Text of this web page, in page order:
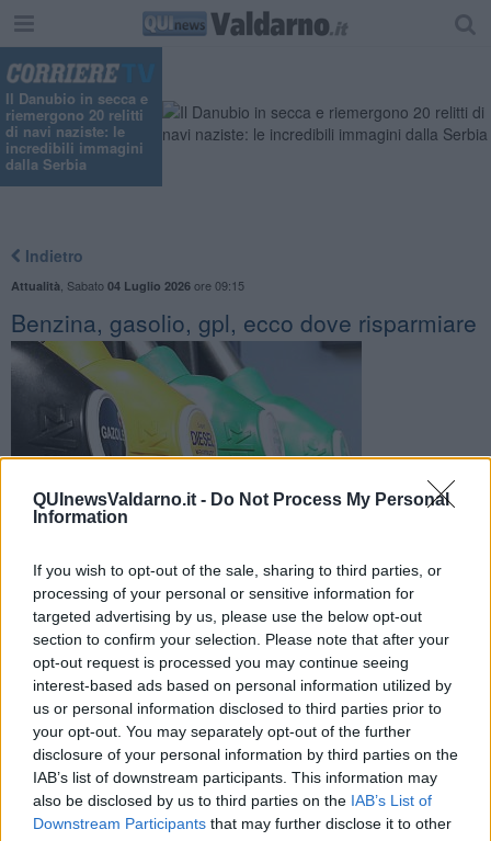
QUInewsValdarno.it - Do Not Process My Personal
Information
If you wish to opt-out of the sale, sharing to third parties, or
processing of your personal or sensitive information for
targeted advertising by us, please use the below opt-out
section to confirm your selection. Please note that after your
opt-out request is processed you may continue seeing
interest-based ads based on personal information utilized by
us or personal information disclosed to third parties prior to
your opt-out. You may separately opt-out of the further
disclosure of your personal information by third parties on the
IAB’s list of downstream participants. This information may
also be disclosed by us to third parties on the IAB’s List of
Downstream Participants that may further disclose it to other
Il Danubio in secca e
riemergono 20 relitti
di navi naziste: le
incredibili immagini
dalla Serbia
Indietro
Attualità Sabato 04 Luglio 2026ore 09:15
Benzina, gasolio, gpl, ecco dove risparmiare
Ecco l'elenco dei prezzi del carburante in provincia di Arezzo.
Comune per comune gli impianti più economici dove fare
rifornimento.
PROVINCIA DI AREZZO —Questi i prezzi dei carburantirilevati al
giorno 04 July 2026 dalMinistero dello sviluppo economico